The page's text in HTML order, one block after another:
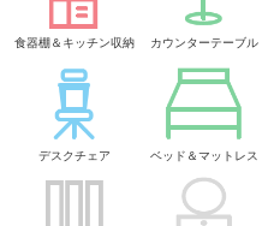
食器棚＆キッチン収納 カウンターテーブル
デスクチェア ベッド＆マットレス